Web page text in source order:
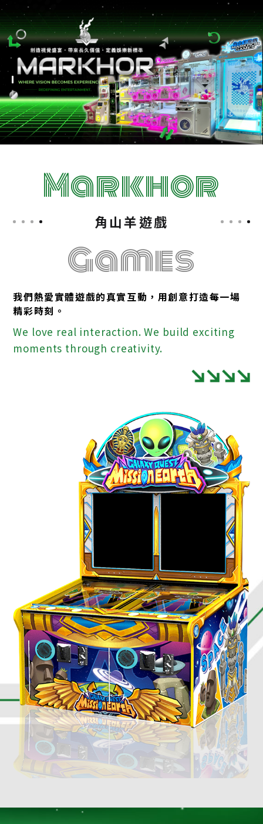
Markhor
角山羊遊戲
Games
我們熱愛實體遊戲的真實互動，用創意打造每一場
精彩時刻。
We love real interaction. We build exciting
moments through creativity.